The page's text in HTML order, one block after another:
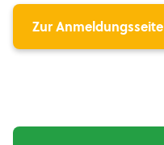
Zur Anmeldungsseite